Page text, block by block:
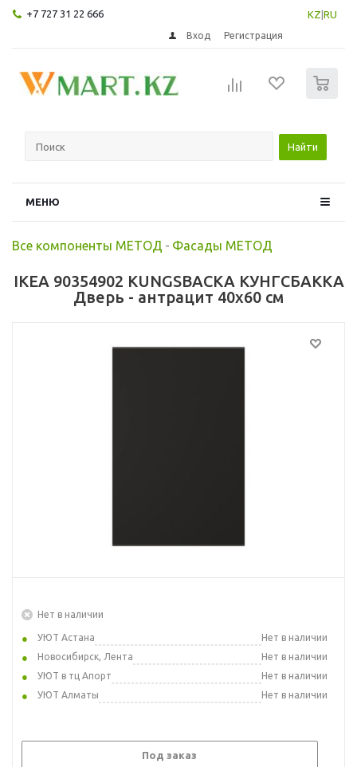
+7 727 31 22 666 KZ RU
Вход Регистрация
Найти
МЕНЮ
Все компоненты МЕТОД - Фасады МЕТОД
IKEA 90354902 KUNGSBACKA КУНГСБАККА
Дверь - антрацит 40x60 см
Нет в наличии
УЮТ Астана
Нет в наличии
Новосибирск, Лента
Нет в наличии
УЮТ в тц Апорт
Нет в наличии
УЮТ Алматы
Нет в наличии
Под заказ